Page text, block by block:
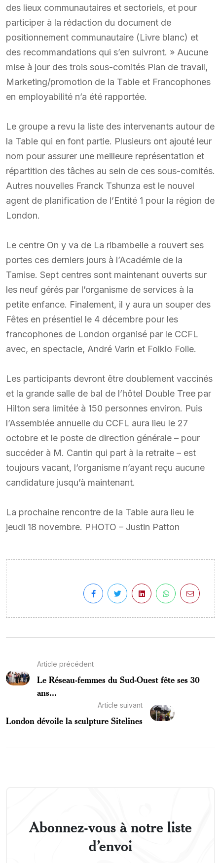
des lieux communautaires et sectoriels, et pour
participer à la rédaction du document de
positionnement communautaire (Livre blanc) et
des recommandations qui s’en suivront. » Aucune
mise à jour des trois sous-comités Plan de travail,
Marketing/promotion de la Table et Francophones
en employabilité n’a été rapportée.
Le groupe a revu la liste des intervenants autour de
la Table qui en font partie. Plusieurs ont ajouté leur
nom pour assurer une meilleure représentation et
répartition des tâches au sein de ces sous-comités.
Autres nouvelles Franck Tshunza est le nouvel
agent de planification de l’Entité 1 pour la région de
London.
Le centre On y va de La ribambelle a rouvert ses
portes ces derniers jours à l’Académie de la
Tamise. Sept centres sont maintenant ouverts sur
les neuf gérés par l’organisme de services à la
petite enfance. Finalement, il y aura un souper des
Fêtes en présentiel le 4 décembre pour les
francophones de London organisé par le CCFL
avec, en spectacle, André Varin et Folklo Folie.
Les participants devront être doublement vaccinés
et la grande salle de bal de l’hôtel Double Tree par
Hilton sera limitée à 150 personnes environ. Puis
l’Assemblée annuelle du CCFL aura lieu le 27
octobre et le poste de direction générale – pour
succéder à M. Cantin qui part à la retraite – est
toujours vacant, l’organisme n’ayant reçu aucune
candidature jusqu’à maintenant.
La prochaine rencontre de la Table aura lieu le
jeudi 18 novembre. PHOTO – Justin Patton
Article précédent
Le Réseau-femmes du Sud-Ouest fête ses 30
ans...
Article suivant
London dévoile la sculpture Sitelines
Abonnez-vous à notre liste
d’envoi